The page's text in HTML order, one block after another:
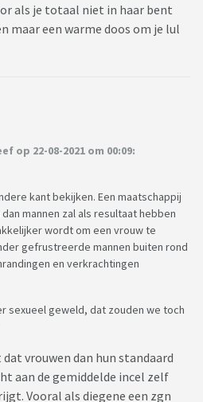
dat we misschien moeten
met veel minder mannen en
om voor de conceptie het
als je totaal niet in haar bent
maar een warme doos om je lul
op 22-08-2021 om 00:09:
kant bekijken. Een maatschappij
mannen zal als resultaat hebben
wordt om een vrouw te
gefrustreerde mannen buiten rond
en verkrachtingen
sexueel geweld, dat zouden we toch
vrouwen dan hun standaard
aan de gemiddelde incel zelf
Vooral als diegene een zgn